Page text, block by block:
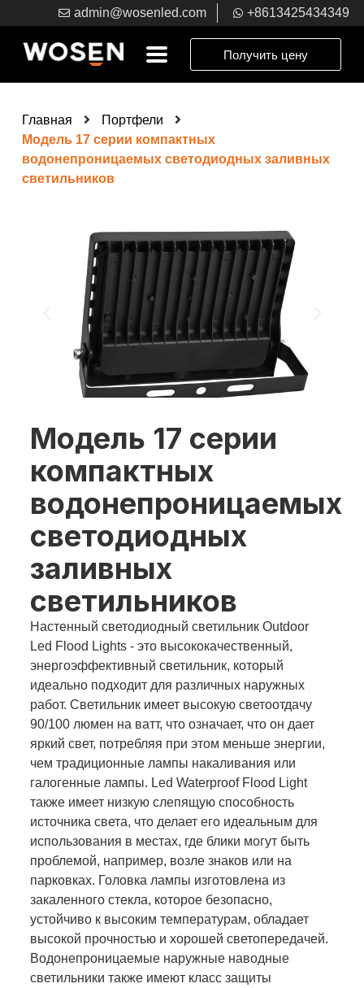
admin@wosenled.com +8613425434349
Получить цену
Главная
Портфели
Модель 17 серии компактных
водонепроницаемых светодиодных заливных
светильников
Модель 17 серии
компактных
водонепроницаемых
светодиодных
заливных
светильников
Настенный светодиодный светильник Outdoor
Led Flood Lights - это высококачественный,
энергоэффективный светильник, который
идеально подходит для различных наружных
работ. Светильник имеет высокую светоотдачу
90/100 люмен на ватт, что означает, что он дает
яркий свет, потребляя при этом меньше энергии,
чем традиционные лампы накаливания или
галогенные лампы. Led Waterproof Flood Light
также имеет низкую слепящую способность
источника света, что делает его идеальным для
использования в местах, где блики могут быть
проблемой, например, возле знаков или на
парковках. Головка лампы изготовлена из
закаленного стекла, которое безопасно,
устойчиво к высоким температурам, обладает
высокой прочностью и хорошей светопередачей.
Водонепроницаемые наружные наводные
светильники также имеют класс защиты